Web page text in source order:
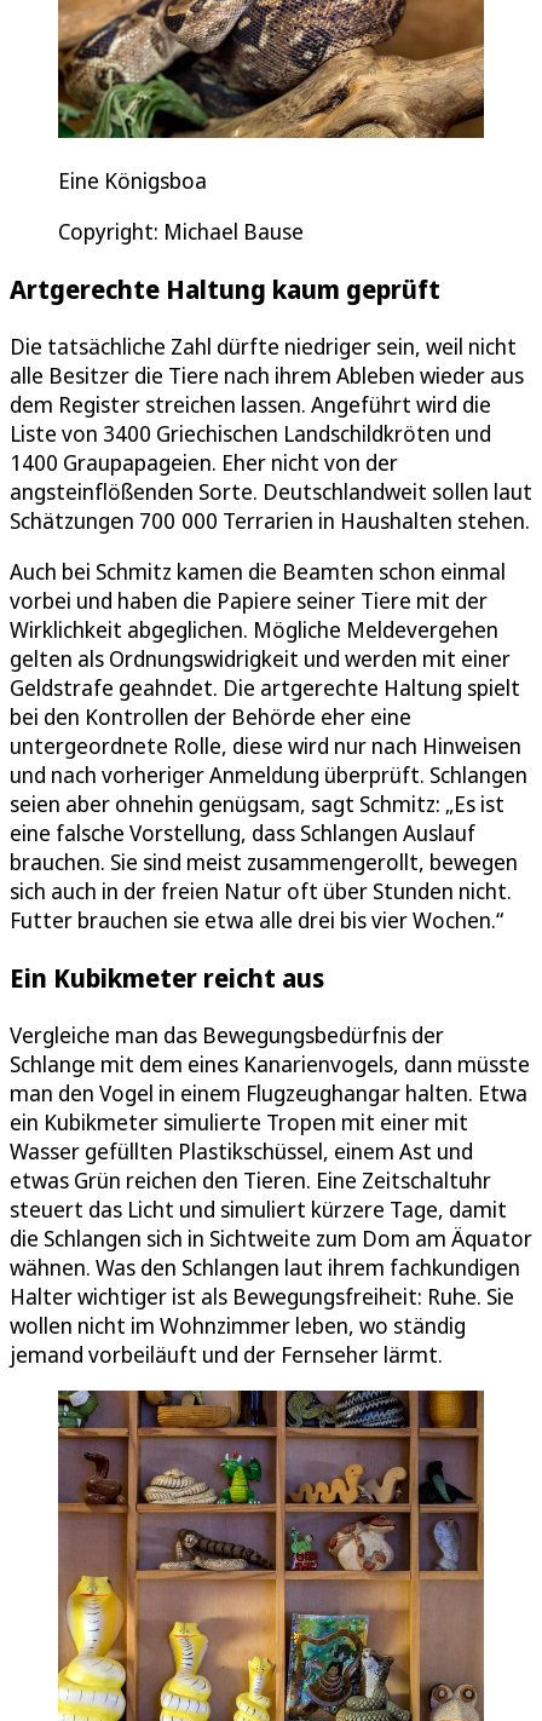
Eine Königsboa
Copyright: Michael Bause
Artgerechte Haltung kaum geprüft
Die tatsächliche Zahl dürfte niedriger sein, weil nicht
alle Besitzer die Tiere nach ihrem Ableben wieder aus
dem Register streichen lassen. Angeführt wird die
Liste von 3400 Griechischen Landschildkröten und
1400 Graupapageien. Eher nicht von der
angsteinflößenden Sorte. Deutschlandweit sollen laut
Schätzungen 700 000 Terrarien in Haushalten stehen.
Auch bei Schmitz kamen die Beamten schon einmal
vorbei und haben die Papiere seiner Tiere mit der
Wirklichkeit abgeglichen. Mögliche Meldevergehen
gelten als Ordnungswidrigkeit und werden mit einer
Geldstrafe geahndet. Die artgerechte Haltung spielt
bei den Kontrollen der Behörde eher eine
untergeordnete Rolle, diese wird nur nach Hinweisen
und nach vorheriger Anmeldung überprüft. Schlangen
seien aber ohnehin genügsam, sagt Schmitz: „Es ist
eine falsche Vorstellung, dass Schlangen Auslauf
brauchen. Sie sind meist zusammengerollt, bewegen
sich auch in der freien Natur oft über Stunden nicht.
Futter brauchen sie etwa alle drei bis vier Wochen.“
Ein Kubikmeter reicht aus
Vergleiche man das Bewegungsbedürfnis der
Schlange mit dem eines Kanarienvogels, dann müsste
man den Vogel in einem Flugzeughangar halten. Etwa
ein Kubikmeter simulierte Tropen mit einer mit
Wasser gefüllten Plastikschüssel, einem Ast und
etwas Grün reichen den Tieren. Eine Zeitschaltuhr
steuert das Licht und simuliert kürzere Tage, damit
die Schlangen sich in Sichtweite zum Dom am Äquator
wähnen. Was den Schlangen laut ihrem fachkundigen
Halter wichtiger ist als Bewegungsfreiheit: Ruhe. Sie
wollen nicht im Wohnzimmer leben, wo ständig
jemand vorbeiläuft und der Fernseher lärmt.